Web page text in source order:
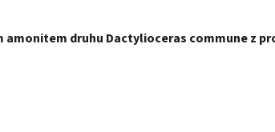
druhu Dactylioceras commune z